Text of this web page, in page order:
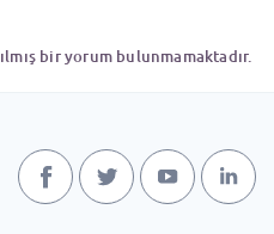
bir yorum bulunmamaktadır.